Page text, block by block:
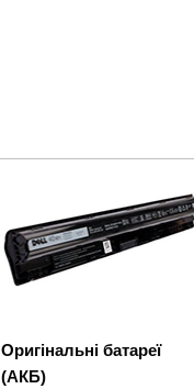
Оригінальні батареї
(АКБ)